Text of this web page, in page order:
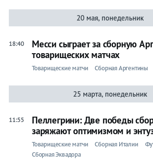
20 мая, понедельник
18:40
Месси сыграет за сборную
товарищеских матчах
Товарищеские матчи Сборная Аргентины
25 марта, понедельник
11:55
Пеллегрини: Две победы
заряжают оптимизмом и
Товарищеские матчи Сборная Италии
Сборная Эквадора